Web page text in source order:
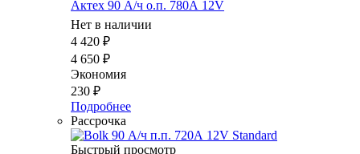
Актех 90 А/ч о.п. 780А 12V
Нет в наличии
4 420 ₽
4 650 ₽
Экономия
230 ₽
Подробнее
Рассрочка
Быстрый просмотр